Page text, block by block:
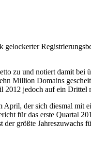
zu und notiert damit bei
Million Domains
2012 jedoch auf ein Drittel
der sich diesmal mit
für das erste Quartal
größte Jahreszuwachs